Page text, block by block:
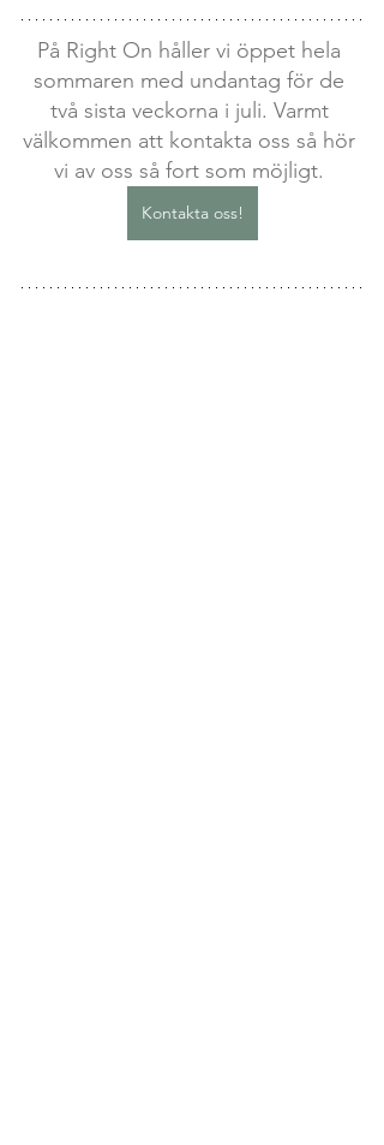
På Right On håller vi öppet hela
sommaren med undantag för de
två sista veckorna i juli. Varmt
välkommen att kontakta oss så hör
vi av oss så fort som möjligt.
Kontakta oss!